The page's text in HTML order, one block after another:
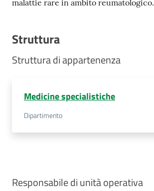
malattie rare in ambito reumatologico.
Struttura
Struttura di appartenenza
Medicine specialistiche
Dipartimento
Responsabile di unità operativa